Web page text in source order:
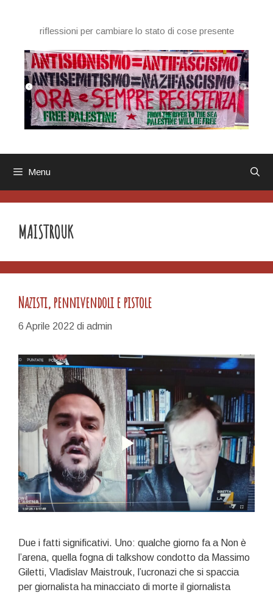
contenutoriflessioni per cambiare lo stato di cose presente
Menu
MAISTROUK
Nazisti, pennivendoli e pistole
6 Aprile 2022 di admin
Due i fatti significativi. Uno: qualche giorno fa a Non è
l’arena, quella fogna di talkshow condotto da Massimo
Giletti, Vladislav Maistrouk, l’ucronazi che si spaccia
per giornalista ha minacciato di morte il giornalista